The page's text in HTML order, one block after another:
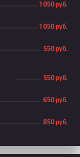
1 050 руб.
1 050 руб.
550 руб.
550 руб.
650 руб.
850 руб.